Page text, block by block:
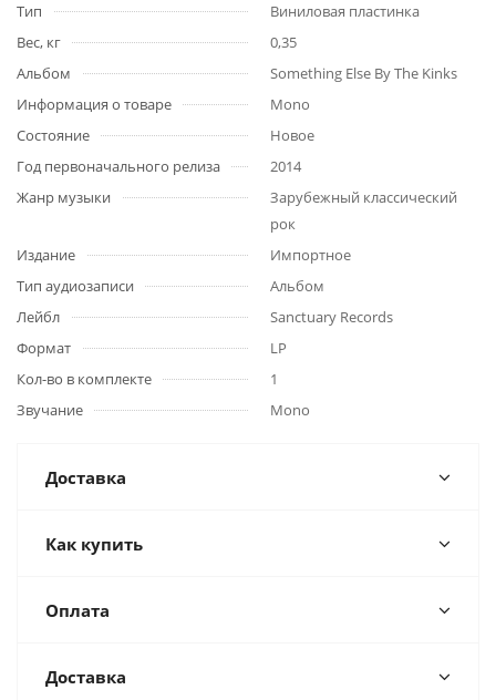
Тип
Виниловая пластинка
Вес, кг
0,35
Альбом
Something Else By The Kinks
Информация о товаре
Mono
Состояние
Новое
Год первоначального релиза
2014
Жанр музыки
Зарубежный классический
рок
Издание
Импортное
Тип аудиозаписи
Альбом
Лейбл
Sanctuary Records
Формат
LP
Кол-во в комплекте
1
Звучание
Mono
Доставка
Как купить
Оплата
Доставка